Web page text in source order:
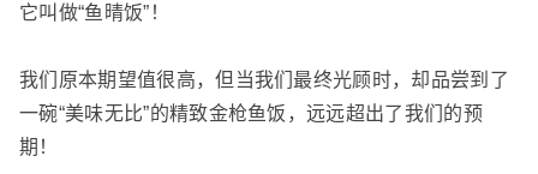
它叫做“鱼晴饭”！
我们原本期望值很高，但当我们最终光顾时，却品尝到了
一碗“美味无比”的精致金枪鱼饭，远远超出了我们的预
期！